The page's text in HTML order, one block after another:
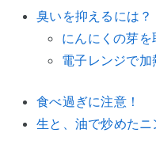
臭いを抑えるには？
にんにくの芽を
電子レンジで加
食べ過ぎに注意！
生と、油で炒めた